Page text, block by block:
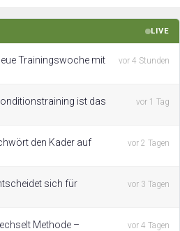
LIVE
Trainingswoche mit
vor 4 Stunden
ist das
vor 1 Tag
den Kader auf
vor 2 Tagen
sich für
vor 3 Tagen
Methode –
vor 4 Tagen